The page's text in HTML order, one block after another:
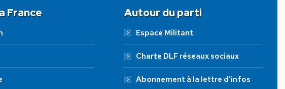
France Autour du parti
Espace Militant
Charte DLF réseaux sociaux
Abonnement à la lettre d’infos